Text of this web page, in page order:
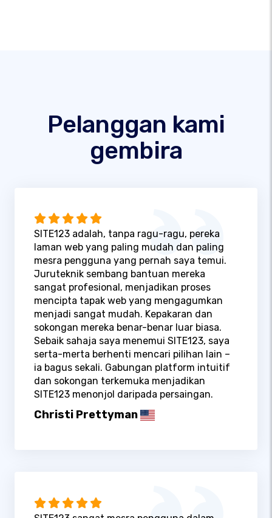
Pelanggan kami
gembira
SITE123 adalah, tanpa ragu-ragu, pereka
laman web yang paling mudah dan paling
mesra pengguna yang pernah saya temui.
Juruteknik sembang bantuan mereka
sangat profesional, menjadikan proses
mencipta tapak web yang mengagumkan
menjadi sangat mudah. Kepakaran dan
sokongan mereka benar-benar luar biasa.
Sebaik sahaja saya menemui SITE123, saya
serta-merta berhenti mencari pilihan lain –
ia bagus sekali. Gabungan platform intuitif
dan sokongan terkemuka menjadikan
SITE123 menonjol daripada persaingan.
Christi Prettyman